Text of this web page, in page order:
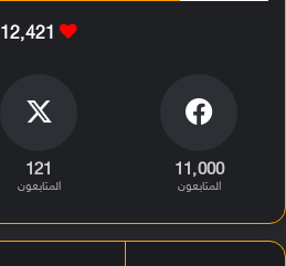
12٬421
11٬000
المتابعون
121
المتابعون